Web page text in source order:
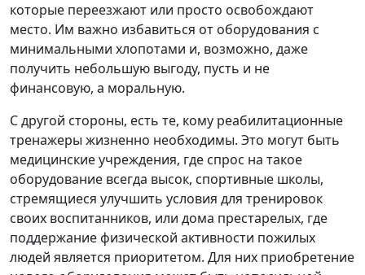
которые переезжают или просто освобождают
место. Им важно избавиться от оборудования с
минимальными хлопотами и, возможно, даже
получить небольшую выгоду, пусть и не
финансовую, а моральную.
С другой стороны, есть те, кому реабилитационные
тренажеры жизненно необходимы. Это могут быть
медицинские учреждения, где спрос на такое
оборудование всегда высок, спортивные школы,
стремящиеся улучшить условия для тренировок
своих воспитанников, или дома престарелых, где
поддержание физической активности пожилых
людей является приоритетом. Для них приобретение